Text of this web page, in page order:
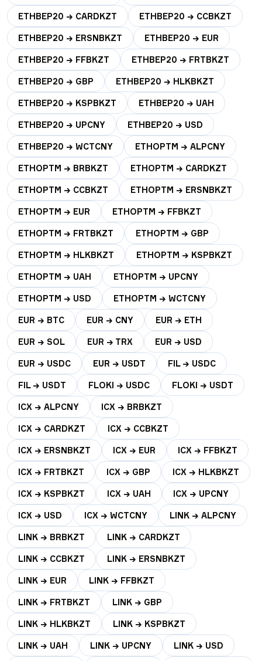
ETHBEP20 → CARDKZT ETHBEP20 → CCBKZT
ETHBEP20 → ERSNBKZT ETHBEP20 → EUR
ETHBEP20 → FFBKZT ETHBEP20 → FRTBKZT
ETHBEP20 → GBP ETHBEP20 → HLKBKZT
ETHBEP20 → KSPBKZT ETHBEP20 → UAH
ETHBEP20 → UPCNY ETHBEP20 → USD
ETHBEP20 → WCTCNY ETHOPTM → ALPCNY
ETHOPTM → BRBKZT ETHOPTM → CARDKZT
ETHOPTM → CCBKZT ETHOPTM → ERSNBKZT
ETHOPTM → EUR ETHOPTM → FFBKZT
ETHOPTM → FRTBKZT ETHOPTM → GBP
ETHOPTM → HLKBKZT ETHOPTM → KSPBKZT
ETHOPTM → UAH ETHOPTM → UPCNY
ETHOPTM → USD ETHOPTM → WCTCNY
EUR → BTC EUR → CNY EUR → ETH
EUR → SOL EUR → TRX EUR → USD
EUR → USDC EUR → USDT FIL → USDC
FIL → USDT FLOKI → USDC FLOKI → USDT
ICX → ALPCNY ICX → BRBKZT
ICX → CARDKZT ICX → CCBKZT
ICX → ERSNBKZT ICX → EUR ICX → FFBKZT
ICX → FRTBKZT ICX → GBP ICX → HLKBKZT
ICX → KSPBKZT ICX → UAH ICX → UPCNY
ICX → USD ICX → WCTCNY LINK → ALPCNY
LINK → BRBKZT LINK → CARDKZT
LINK → CCBKZT LINK → ERSNBKZT
LINK → EUR LINK → FFBKZT
LINK → FRTBKZT LINK → GBP
LINK → HLKBKZT LINK → KSPBKZT
LINK → UAH LINK → UPCNY LINK → USD